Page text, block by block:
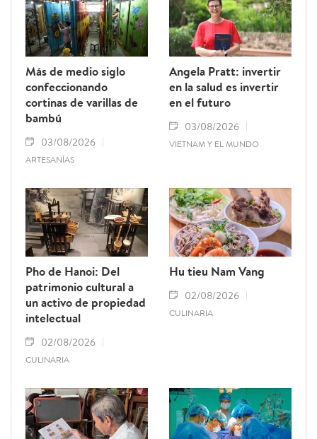
Más de medio siglo
confeccionando
cortinas de varillas de
bambú
03/08/2026
ARTESANÍAS
Angela Pratt: invertir
en la salud es invertir
en el futuro
03/08/2026
VIETNAM Y EL MUNDO
Pho de Hanoi: Del
patrimonio cultural a
un activo de propiedad
intelectual
02/08/2026
CULINARIA
Hu tieu Nam Vang
02/08/2026
CULINARIA